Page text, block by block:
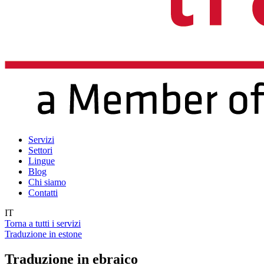
Servizi
Settori
Lingue
Blog
Chi siamo
Contatti
IT
Torna a tutti i servizi
Traduzione in estone
Traduzione in ebraico